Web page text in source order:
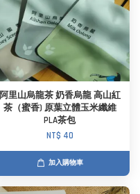
阿里山烏龍茶 奶香烏龍 高山紅
茶（蜜香) 原葉立體玉米纖維
PLA茶包
NT$ 40
加入購物車